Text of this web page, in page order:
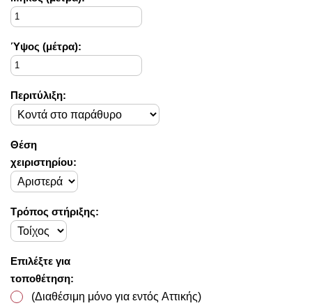
φρέσκες ιδέες διακόσμησης, που ικανοποιούν ακόμη και τους πιο
απαιτητικούς!
ασύγκριτο στυλ στο προσωπικό σας χώρο και να τον αναδείξουμε
με τον πιο όμορφο τρόπο!
Ύψος (μέτρα):
Περιτύλιξη:
Θέση
χειριστηρίου:
Τρόπος στήριξης:
Επιλέξτε για
τοποθέτηση:
(Διαθέσιμη μόνο για εντός Αττικής)